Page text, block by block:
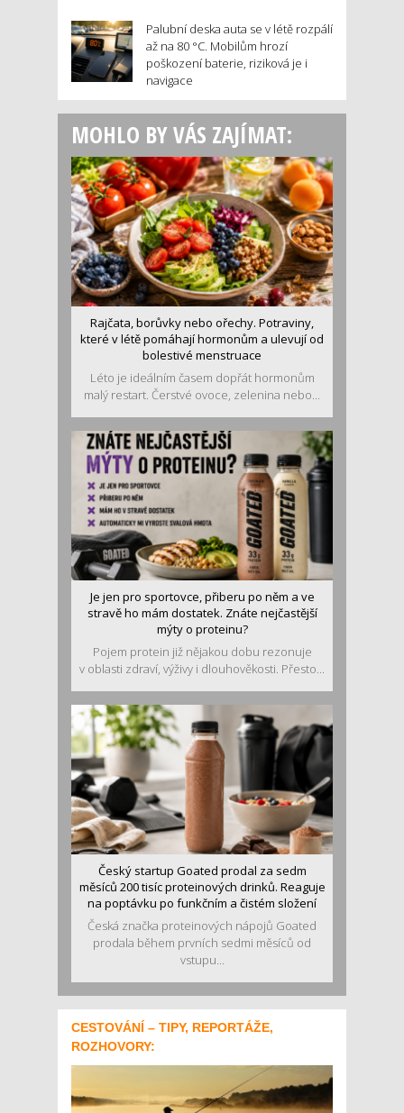
Palubní deska auta se v létě rozpálí
až na 80 °C. Mobilům hrozí
poškození baterie, riziková je i
navigace
MOHLO BY VÁS ZAJÍMAT:
Rajčata, borůvky nebo ořechy. Potraviny,
které v létě pomáhají hormonům a ulevují od
bolestivé menstruace
Léto je ideálním časem dopřát hormonům
malý restart. Čerstvé ovoce, zelenina nebo...
Je jen pro sportovce, přiberu po něm a ve
stravě ho mám dostatek. Znáte nejčastější
mýty o proteinu?
Pojem protein již nějakou dobu rezonuje
v oblasti zdraví, výživy i dlouhověkosti. Přesto...
Český startup Goated prodal za sedm
měsíců 200 tisíc proteinových drinků. Reaguje
na poptávku po funkčním a čistém složení
Česká značka proteinových nápojů Goated
prodala během prvních sedmi měsíců od
vstupu...
CESTOVÁNÍ – TIPY, REPORTÁŽE,
ROZHOVORY: